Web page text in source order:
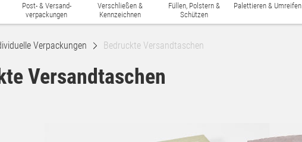
Post- & Versand-
verpackungen
Verschließen &
Kennzeichnen
Füllen, Polstern &
Schützen
Palettieren & Umreifen
Verpackungen Bedruckte Versandtaschen
Versandtaschen